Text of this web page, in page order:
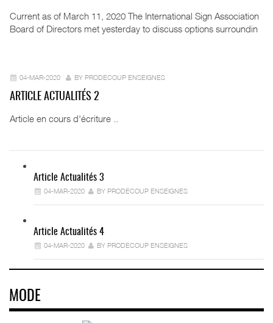
Current as of March 11, 2020 The International Sign Association
Board of Directors met yesterday to discuss options surroundin
04-MAR-2020 BY PRODECOUP ENSEIGNES
ARTICLE ACTUALITÉS 2
Article en cours d'écriture ..
Article Actualités 3
04-MAR-2020 BY PRODECOUP ENSEIGNES
Article Actualités 4
04-MAR-2020 BY PRODECOUP ENSEIGNES
MODE